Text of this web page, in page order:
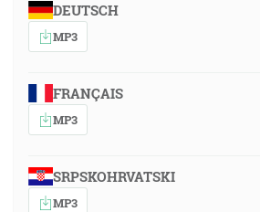
DEUTSCH
MP3
FRANÇAIS
MP3
SRPSKOHRVATSKI
MP3